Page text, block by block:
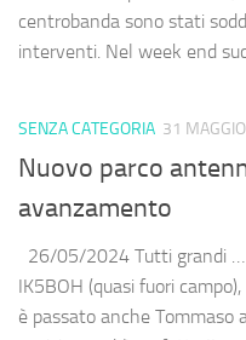
centrobanda sono stati
interventi. Nel week end
SENZA CATEGORIA 31
Nuovo parco
avanzamento
26/05/2024 Tutti grandi …
IK5BOH (quasi fuori
è passato anche Tommaso